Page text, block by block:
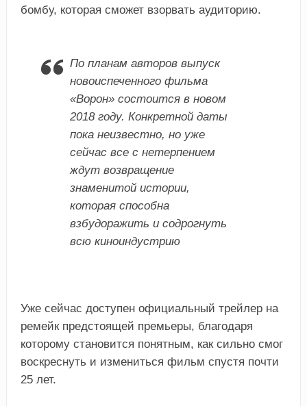
бомбу, которая сможет взорвать аудиторию.
По планам авторов выпуск
новоиспеченного фильма
«Ворон» состоится в новом
2018 году. Конкретной даты
пока неизвестно, но уже
сейчас все с нетерпением
ждут возвращение
знаменитой истории,
которая способна
взбудоражить и содрогнуть
всю киноиндустрию
Уже сейчас доступен официальный трейлер на
ремейк предстоящей премьеры, благодаря
которому становится понятным, как сильно смог
воскреснуть и измениться фильм спустя почти
25 лет.